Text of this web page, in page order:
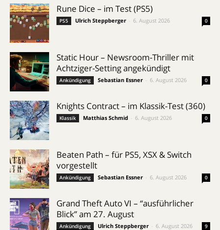
Rune Dice – im Test (PS5)
PS5 Ulrich Steppberger 6. August 2026 0
Static Hour – Newsroom-Thriller mit
Achtziger-Setting angekündigt
Ankündigung Sebastian Essner 6. August 2026 0
Knights Contract – im Klassik-Test (360)
Klassik Matthias Schmid 6. August 2026 0
Beaten Path – für PS5, XSX & Switch
vorgestellt
Ankündigung Sebastian Essner 6. August 2026 0
Grand Theft Auto VI – “ausführlicher
Blick” am 27. August
Ankündigung Ulrich Steppberger 6. August 2026 9